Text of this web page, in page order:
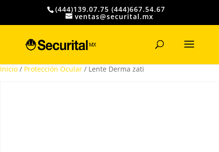
(444)139.07.75 (444)667.54.67
ventas@securital.mx
productos
Inicio / Protección Ocular / Lente Derma zati